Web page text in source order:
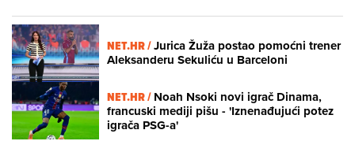
NET.HR /Jurica Žuža postao pomoćni trener
Aleksanderu Sekuliću u Barceloni
NET.HR /Noah Nsoki novi igrač Dinama,
francuski mediji pišu - 'Iznenađujući potez
igrača PSG-a'